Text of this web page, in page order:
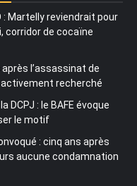
Martelly reviendrait pour
corridor de cocaïne
l’assassinat de
recherché
DCPJ : le BAFE évoque
le motif
: cinq ans après
aucune condamnation